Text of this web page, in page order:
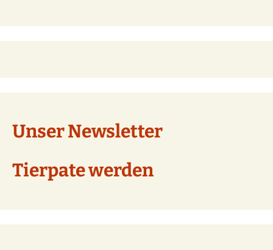
Unser Newsletter
Tierpate werden